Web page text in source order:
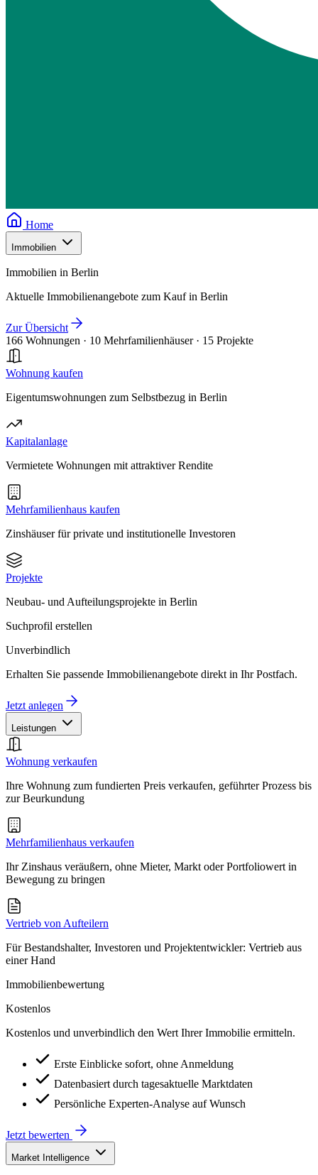
Home
Immobilien
Immobilien in Berlin
Aktuelle Immobilienangebote zum Kauf in Berlin
Zur Übersicht
166 Wohnungen · 10 Mehrfamilienhäuser · 15 Projekte
Wohnung kaufen
Eigentumswohnungen zum Selbstbezug in Berlin
Kapitalanlage
Vermietete Wohnungen mit attraktiver Rendite
Mehrfamilienhaus kaufen
Zinshäuser für private und institutionelle Investoren
Projekte
Neubau- und Aufteilungsprojekte in Berlin
Suchprofil erstellen
Unverbindlich
Erhalten Sie passende Immobilienangebote direkt in Ihr Postfach.
Jetzt anlegen
Leistungen
Wohnung verkaufen
Ihre Wohnung zum fundierten Preis verkaufen, geführter Prozess bis
zur Beurkundung
Mehrfamilienhaus verkaufen
Ihr Zinshaus veräußern, ohne Mieter, Markt oder Portfoliowert in
Bewegung zu bringen
Vertrieb von Aufteilern
Für Bestandshalter, Investoren und Projektentwickler: Vertrieb aus
einer Hand
Immobilienbewertung
Kostenlos
Kostenlos und unverbindlich den Wert Ihrer Immobilie ermitteln.
Erste Einblicke sofort, ohne Anmeldung
Datenbasiert durch tagesaktuelle Marktdaten
Persönliche Experten-Analyse auf Wunsch
Jetzt bewerten
Market Intelligence